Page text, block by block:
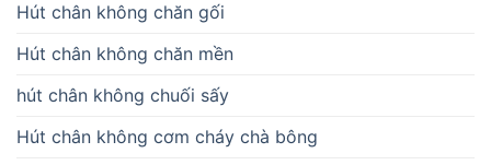
Hút chân không chăn gối
Hút chân không chăn mền
hút chân không chuối sấy
Hút chân không cơm cháy chà bông